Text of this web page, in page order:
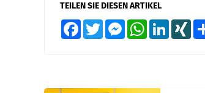
TEILEN SIE DIESEN ARTIKEL
FacebookTwitter MessengerWhatsAppLinkedInXING